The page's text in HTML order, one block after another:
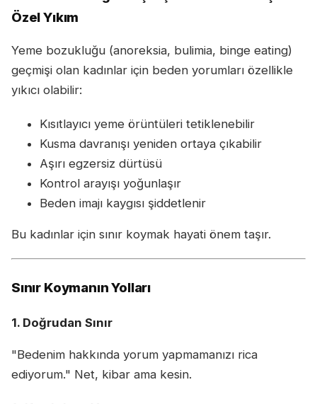
Özel Yıkım
Yeme bozukluğu (anoreksia, bulimia, binge eating)
geçmişi olan kadınlar için beden yorumları özellikle
yıkıcı olabilir:
Kısıtlayıcı yeme örüntüleri tetiklenebilir
Kusma davranışı yeniden ortaya çıkabilir
Aşırı egzersiz dürtüsü
Kontrol arayışı yoğunlaşır
Beden imajı kaygısı şiddetlenir
Bu kadınlar için sınır koymak hayati önem taşır.
Sınır Koymanın Yolları
1. Doğrudan Sınır
"Bedenim hakkında yorum yapmamanızı rica
ediyorum." Net, kibar ama kesin.